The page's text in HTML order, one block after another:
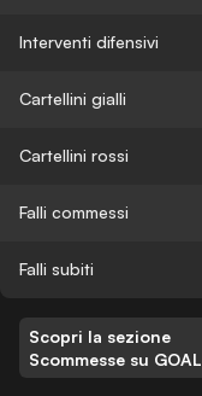
Interventi difensivi
Cartellini gialli
Cartellini rossi
Falli commessi
Falli subiti
Scopri la sezione
Scommesse su GOAL